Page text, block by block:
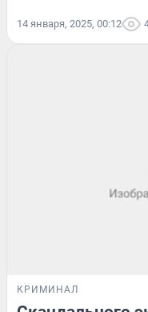
14 января, 2025, 00:12
КРИМИНАЛ